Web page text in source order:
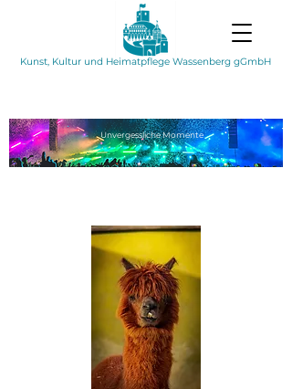
Kunst, Kultur und Heimatpflege Wassenberg gGmbH
UnvergesslicheMomente